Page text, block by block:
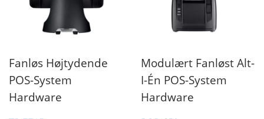
Fanløs Højtydende
POS-System
Hardware
Modulært Fanløst Alt-
I-Én POS-System
Hardware